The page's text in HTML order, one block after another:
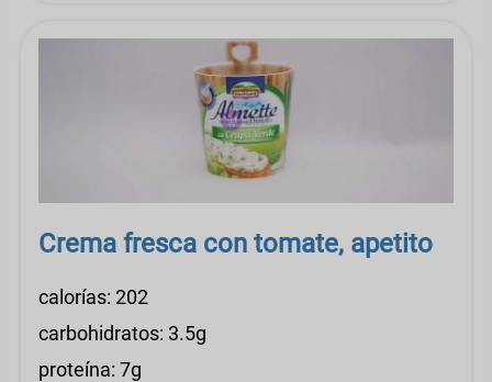
Crema fresca con tomate, apetito
calorías: 202
carbohidratos: 3.5g
proteína: 7g